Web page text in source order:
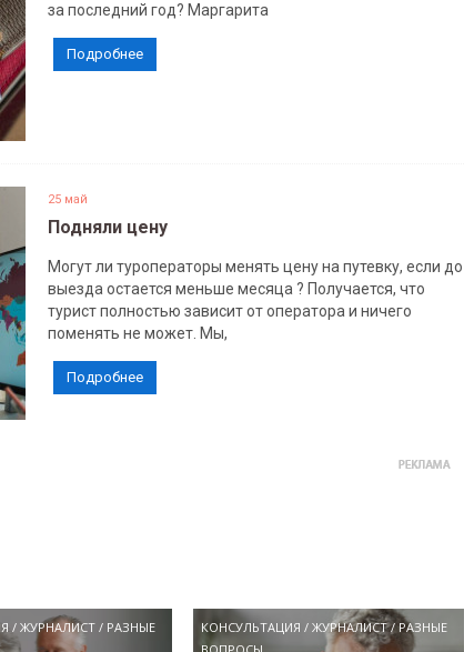
за последний год? Маргарита
Подробнее
25 май
Подняли цену
Могут ли туроператоры менять цену на путевку, если до
выезда остается меньше месяца ? Получается, что
турист полностью зависит от оператора и ничего
поменять не может. Мы,
Подробнее
/ЖУРНАЛИСТ / РАЗНЫЕ
КОНСУЛЬТАЦИЯ /ЖУРНАЛИСТ/ РАЗНЫЕ